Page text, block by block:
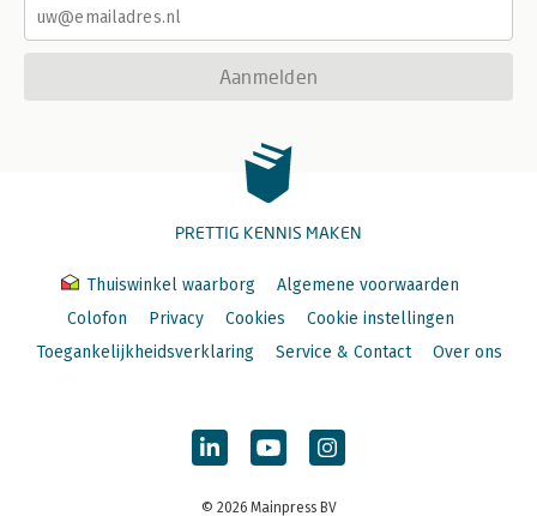
Aanmelden
PRETTIG KENNIS MAKEN
Thuiswinkel waarborg
Algemene voorwaarden
Colofon
Privacy Cookies
Cookie instellingen
Toegankelijkheidsverklaring
Service & Contact Over ons
© 2026 Mainpress BV